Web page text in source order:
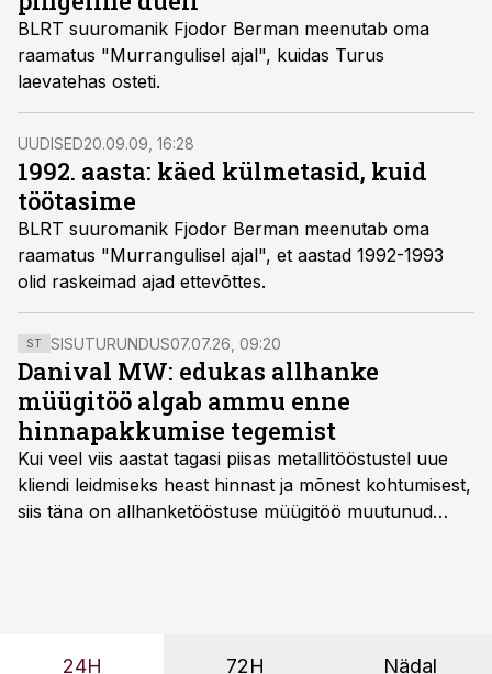
BLRT suuromanik Fjodor Berman meenutab oma
raamatus "Murrangulisel ajal", kuidas Turus
laevatehas osteti.
UUDISED20.09.09, 16:28
1992. aasta: käed külmetasid, kuid
töötasime
BLRT suuromanik Fjodor Berman meenutab oma
raamatus "Murrangulisel ajal", et aastad 1992-1993
olid raskeimad ajad ettevõttes.
ST SISUTURUNDUS07.07.26, 09:20
Danival MW: edukas allhanke
müügitöö algab ammu enne
hinnapakkumise tegemist
Kui veel viis aastat tagasi piisas metallitööstustel uue
kliendi leidmiseks heast hinnast ja mõnest kohtumisest,
siis täna on allhanketööstuse müügitöö muutunud
24H 72H Nädal